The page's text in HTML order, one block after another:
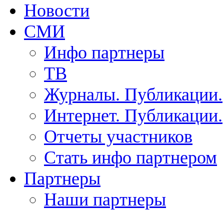
Новости
СМИ
Инфо партнеры
ТВ
Журналы. Публикации.
Интернет. Публикации.
Отчеты участников
Стать инфо партнером
Партнеры
Наши партнеры